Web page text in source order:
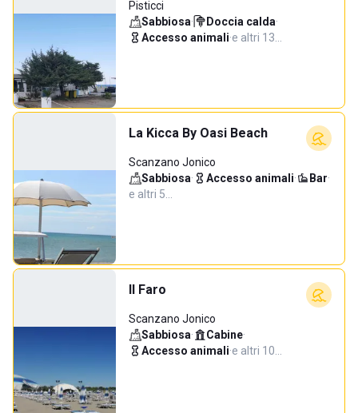
Pisticci
Sabbiosa· Doccia calda·
Accesso animali·e altri 13…
La Kicca By Oasi Beach
Scanzano Jonico
Sabbiosa· Accesso animali· Bar·
e altri 5…
Il Faro
Scanzano Jonico
Sabbiosa· Cabine·
Accesso animali·e altri 10…